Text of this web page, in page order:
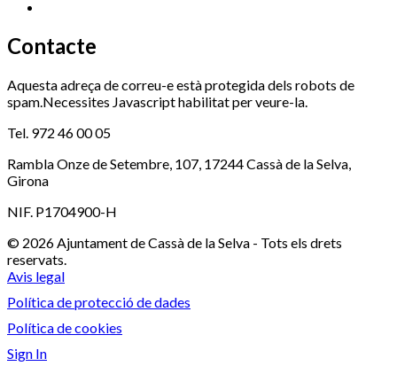
Contacte
Aquesta adreça de correu-e està protegida dels robots de
spam.Necessites Javascript habilitat per veure-la.
Tel. 972 46 00 05
Rambla Onze de Setembre, 107, 17244 Cassà de la Selva,
Girona
NIF. P1704900-H
© 2026 Ajuntament de Cassà de la Selva - Tots els drets
reservats.
Avis legal
Política de protecció de dades
Política de cookies
Sign In